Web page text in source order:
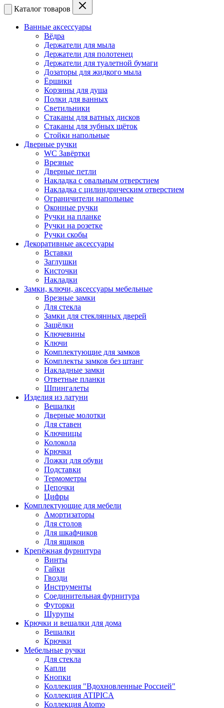
Каталог товаров
Ванные аксессуары
Вёдра
Держатели для мыла
Держатели для полотенец
Держатели для туалетной бумаги
Дозаторы для жидкого мыла
Ёршики
Корзины для душа
Полки для ванных
Светильники
Стаканы для ватных дисков
Стаканы для зубных щёток
Стойки напольные
Дверные ручки
WC Завёртки
Врезные
Дверные петли
Накладка с овальным отверстием
Накладка с цилиндрическим отверстием
Ограничители напольные
Оконные ручки
Ручки на планке
Ручки на розетке
Ручки скобы
Декоративные аксессуары
Вставки
Заглушки
Кисточки
Накладки
Замки, ключи, аксессуары мебельные
Врезные замки
Для стекла
Замки для стеклянных дверей
Защёлки
Ключевины
Ключи
Комплектующие для замков
Комплекты замков без штанг
Накладные замки
Ответные планки
Шпингалеты
Изделия из латуни
Вешалки
Дверные молотки
Для ставен
Ключницы
Колокола
Крючки
Ложки для обуви
Подставки
Термометры
Цепочки
Цифры
Комплектующие для мебели
Амортизаторы
Для столов
Для шкафчиков
Для ящиков
Крепёжная фурнитура
Винты
Гайки
Гвозди
Инструменты
Соединительная фурнитура
Футорки
Шурупы
Крючки и вешалки для дома
Вешалки
Крючки
Мебельные ручки
Для стекла
Капли
Кнопки
Коллекция "Вдохновленные Россией"
Коллекция ATIPICA
Коллекция Atomo